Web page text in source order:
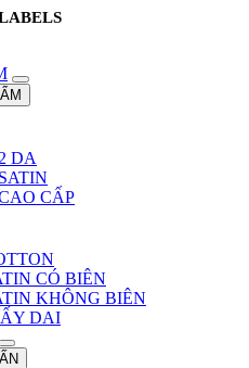
DA
CẤP
CÓ BIÊN
KHÔNG BIÊN
DAI